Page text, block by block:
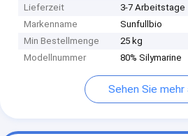
Lieferzeit
3-7 Arbeitstage
Markenname
Sunfullbio
Min Bestellmenge
25 kg
Modellnummer
80% Silymarine
Sehen Sie mehr